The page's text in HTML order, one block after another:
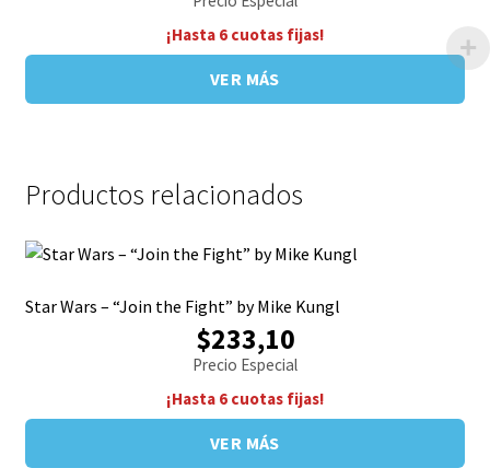
¡Hasta 6 cuotas fijas!
VER MÁS
Productos relacionados
Star Wars – “Join the Fight” by Mike Kungl
$233,10
Precio Especial
¡Hasta 6 cuotas fijas!
VER MÁS